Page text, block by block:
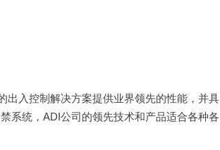
出入控制解决方案提供业界领先的性能，并具
系统，ADI公司的领先技术和产品适合各种各